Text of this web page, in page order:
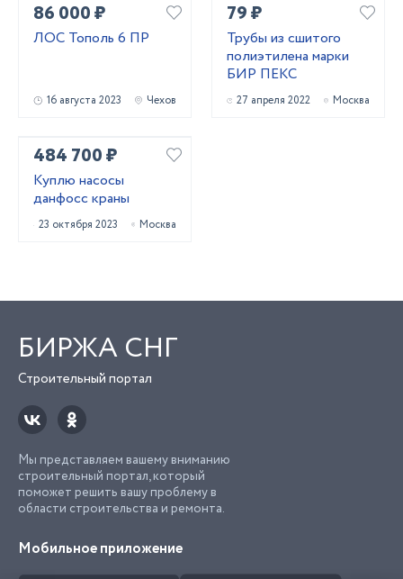
86 000 ₽
ЛОС Тополь 6 ПР
16 августа 2023 Чехов
79 ₽
Трубы из сшитого
полиэтилена марки
БИР ПЕКС
27 апреля 2022 Москва
484 700 ₽
Куплю насосы
данфосс краны
23 октября 2023 Москва
БИРЖА СНГ
Строительный портал
Мы представляем вашему вниманию
строительный портал, который
поможет решить вашу проблему в
области строительства и ремонта.
Мобильное приложение